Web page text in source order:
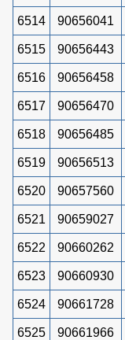
6514 90656041
6515 90656443
6516 90656458
6517 90656470
6518 90656485
6519 90656513
6520 90657560
6521 90659027
6522 90660262
6523 90660930
6524 90661728
6525 90661966